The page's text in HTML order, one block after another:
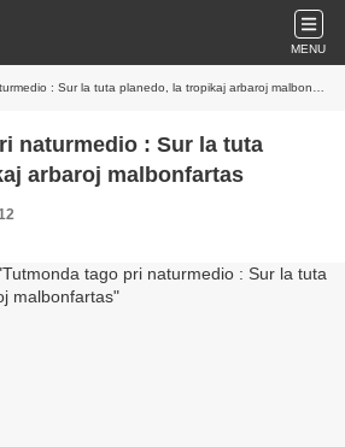
MENU
: Sur la tuta planedo, la tropikaj arbaroj malbonfartas
naturmedio : Sur la tuta
arbaroj malbonfartas